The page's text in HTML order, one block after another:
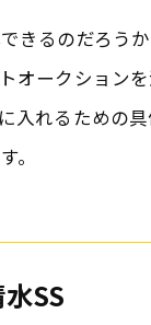
きるのだろう
ークション
れるための
。
SS